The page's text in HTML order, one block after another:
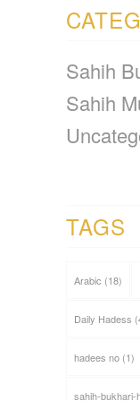
Sahih
Sahih
TAGS
Arabic (18)
Daily Hadess
hadees no(1)
sahih-bukhari-